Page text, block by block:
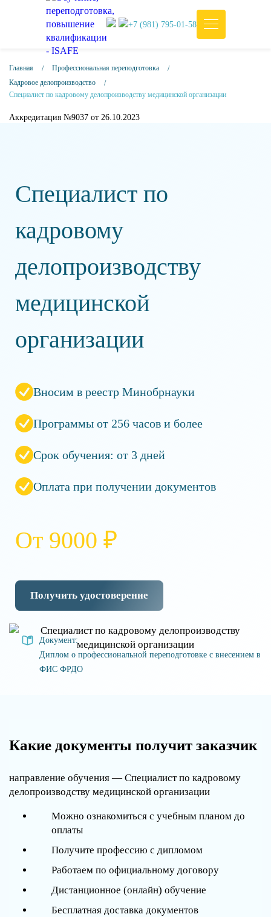
+7 (981) 795-01-58
Главная
Профессиональная переподготовка
Кадровое делопроизводство
Специалист по кадровому делопроизводству медицинской организации
Аккредитация №9037 от 26.10.2023
Специалист по
кадровому
делопроизводству
медицинской
организации
Вносим в реестр Минобрнауки
Программы от 256 часов и более
Срок обучения: от 3 дней
Оплата при получении документов
От 9000 ₽
Получить удостоверение
Документ:
Диплом о профессиональной переподготовке с внесением в
ФИС ФРДО
Какие документы получит заказчик
направление обучения — Специалист по кадровому
делопроизводству медицинской организации
Можно ознакомиться с учебным планом до
оплаты
Получите профессию с дипломом
Работаем по официальному договору
Дистанционное (онлайн) обучение
Бесплатная доставка документов